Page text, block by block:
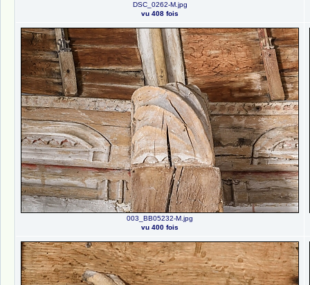
DSC_0262-M.jpg
vu 408 fois
003_BB05232-M.jpg
vu 400 fois